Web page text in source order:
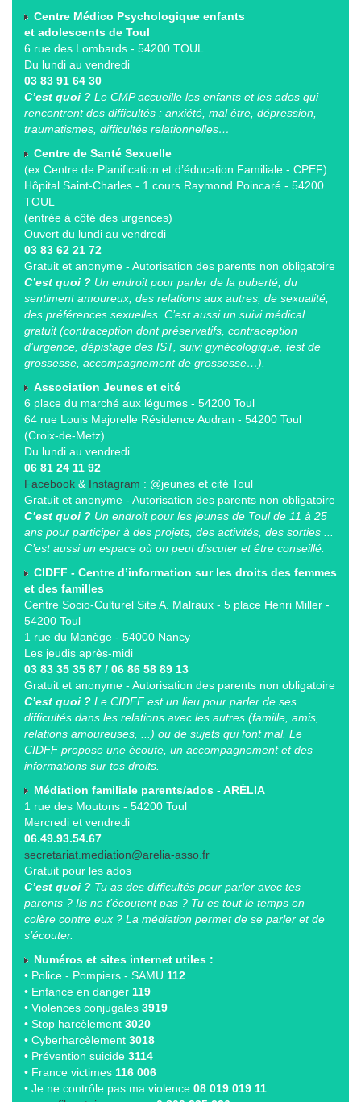
Centre Médico Psychologique enfants
et adolescents de Toul
6 rue des Lombards - 54200 TOUL
Du lundi au vendredi
03 83 91 64 30
C’est quoi ? Le CMP accueille les enfants et les ados qui
rencontrent des difficultés : anxiété, mal être, dépression,
traumatismes, difficultés relationnelles…
Centre de Santé Sexuelle
(ex Centre de Planification et d’éducation Familiale - CPEF)
Hôpital Saint-Charles - 1 cours Raymond Poincaré - 54200
TOUL
(entrée à côté des urgences)
Ouvert du lundi au vendredi
03 83 62 21 72
Gratuit et anonyme - Autorisation des parents non obligatoire
C’est quoi ? Un endroit pour parler de la puberté, du
sentiment amoureux, des relations aux autres, de sexualité,
des préférences sexuelles. C’est aussi un suivi médical
gratuit (contraception dont préservatifs, contraception
d’urgence, dépistage des IST, suivi gynécologique, test de
grossesse, accompagnement de grossesse…).
Association Jeunes et cité
6 place du marché aux légumes - 54200 Toul
64 rue Louis Majorelle Résidence Audran - 54200 Toul
(Croix-de-Metz)
Du lundi au vendredi
06 81 24 11 92
Facebook & Instagram : @jeunes et cité Toul
Gratuit et anonyme - Autorisation des parents non obligatoire
C’est quoi ? Un endroit pour les jeunes de Toul de 11 à 25
ans pour participer à des projets, des activités, des sorties ...
C’est aussi un espace où on peut discuter et être conseillé.
CIDFF - Centre d’information sur les droits des femmes
et des familles
Centre Socio-Culturel Site A. Malraux - 5 place Henri Miller -
54200 Toul
1 rue du Manège - 54000 Nancy
Les jeudis après-midi
03 83 35 35 87 / 06 86 58 89 13
Gratuit et anonyme - Autorisation des parents non obligatoire
C’est quoi ? Le CIDFF est un lieu pour parler de ses
difficultés dans les relations avec les autres (famille, amis,
relations amoureuses, ...) ou de sujets qui font mal. Le
CIDFF propose une écoute, un accompagnement et des
informations sur tes droits.
Médiation familiale parents/ados - ARÉLIA
1 rue des Moutons - 54200 Toul
Mercredi et vendredi
06.49.93.54.67
secretariat.mediation@arelia-asso.fr
Gratuit pour les ados
C’est quoi ? Tu as des difficultés pour parler avec tes
parents ? Ils ne t’écoutent pas ? Tu es tout le temps en
colère contre eux ? La médiation permet de se parler et de
s’écouter.
Numéros et sites internet utiles :
• Police - Pompiers - SAMU 112
• Enfance en danger 119
• Violences conjugales 3919
• Stop harcèlement 3020
• Cyberharcèlement 3018
• Prévention suicide 3114
• France victimes 116 006
• Je ne contrôle pas ma violence 08 019 019 11